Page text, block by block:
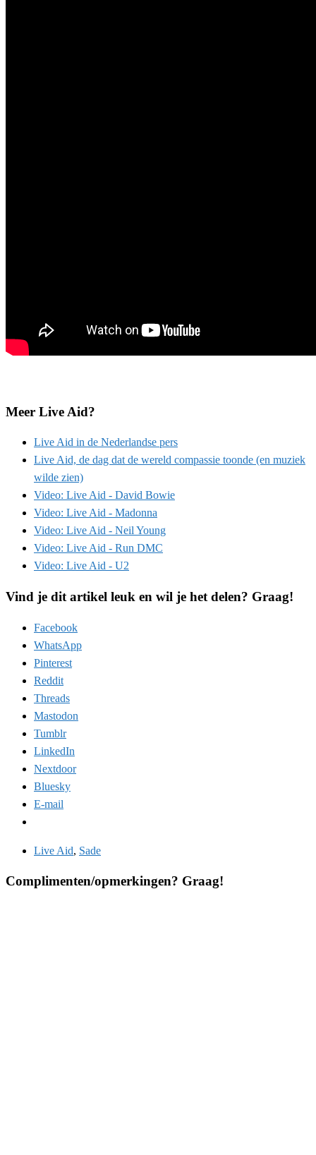
Meer Live Aid?
Live Aid in de Nederlandse pers
Live Aid, de dag dat de wereld compassie toonde (en muziek
wilde zien)
Video: Live Aid - David Bowie
Video: Live Aid - Madonna
Video: Live Aid - Neil Young
Video: Live Aid - Run DMC
Video: Live Aid - U2
Vind je dit artikel leuk en wil je het delen? Graag!
Facebook
WhatsApp
Pinterest
Reddit
Threads
Mastodon
Tumblr
LinkedIn
Nextdoor
Bluesky
E-mail
Live Aid, Sade
Complimenten/opmerkingen? Graag!